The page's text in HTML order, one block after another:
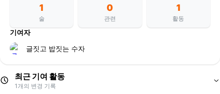
1
술
0
관련
1
활동
기여자
글짓고 밥짓는 수자
최근 기여 활동
1개의 변경 기록